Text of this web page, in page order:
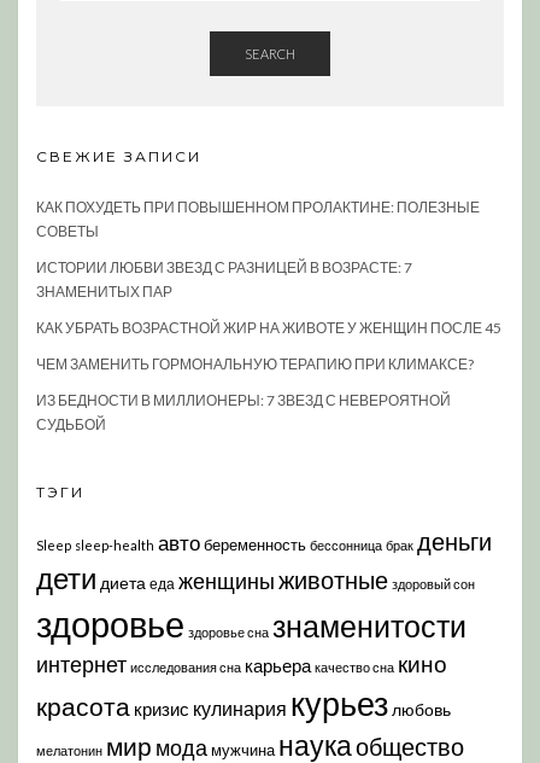
SEARCH
СВЕЖИЕ ЗАПИСИ
КАК ПОХУДЕТЬ ПРИ ПОВЫШЕННОМ ПРОЛАКТИНЕ: ПОЛЕЗНЫЕ
СОВЕТЫ
ИСТОРИИ ЛЮБВИ ЗВЕЗД С РАЗНИЦЕЙ В ВОЗРАСТЕ: 7
ЗНАМЕНИТЫХ ПАР
КАК УБРАТЬ ВОЗРАСТНОЙ ЖИР НА ЖИВОТЕ У ЖЕНЩИН ПОСЛЕ 45
ЧЕМ ЗАМЕНИТЬ ГОРМОНАЛЬНУЮ ТЕРАПИЮ ПРИ КЛИМАКСЕ?
ИЗ БЕДНОСТИ В МИЛЛИОНЕРЫ: 7 ЗВЕЗД С НЕВЕРОЯТНОЙ
СУДЬБОЙ
ТЭГИ
Sleep sleep-health автобеременность бессонница брак деньги
дети диета еда женщиныживотные здоровый сон
здоровье здоровье сна знаменитости
интернет исследования сна карьера качество сна кино
красота кризис кулинария курьез любовь
мелатонин мир модамужчина наукаобщество